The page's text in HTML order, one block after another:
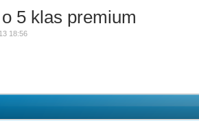
5 klas premium
18:56